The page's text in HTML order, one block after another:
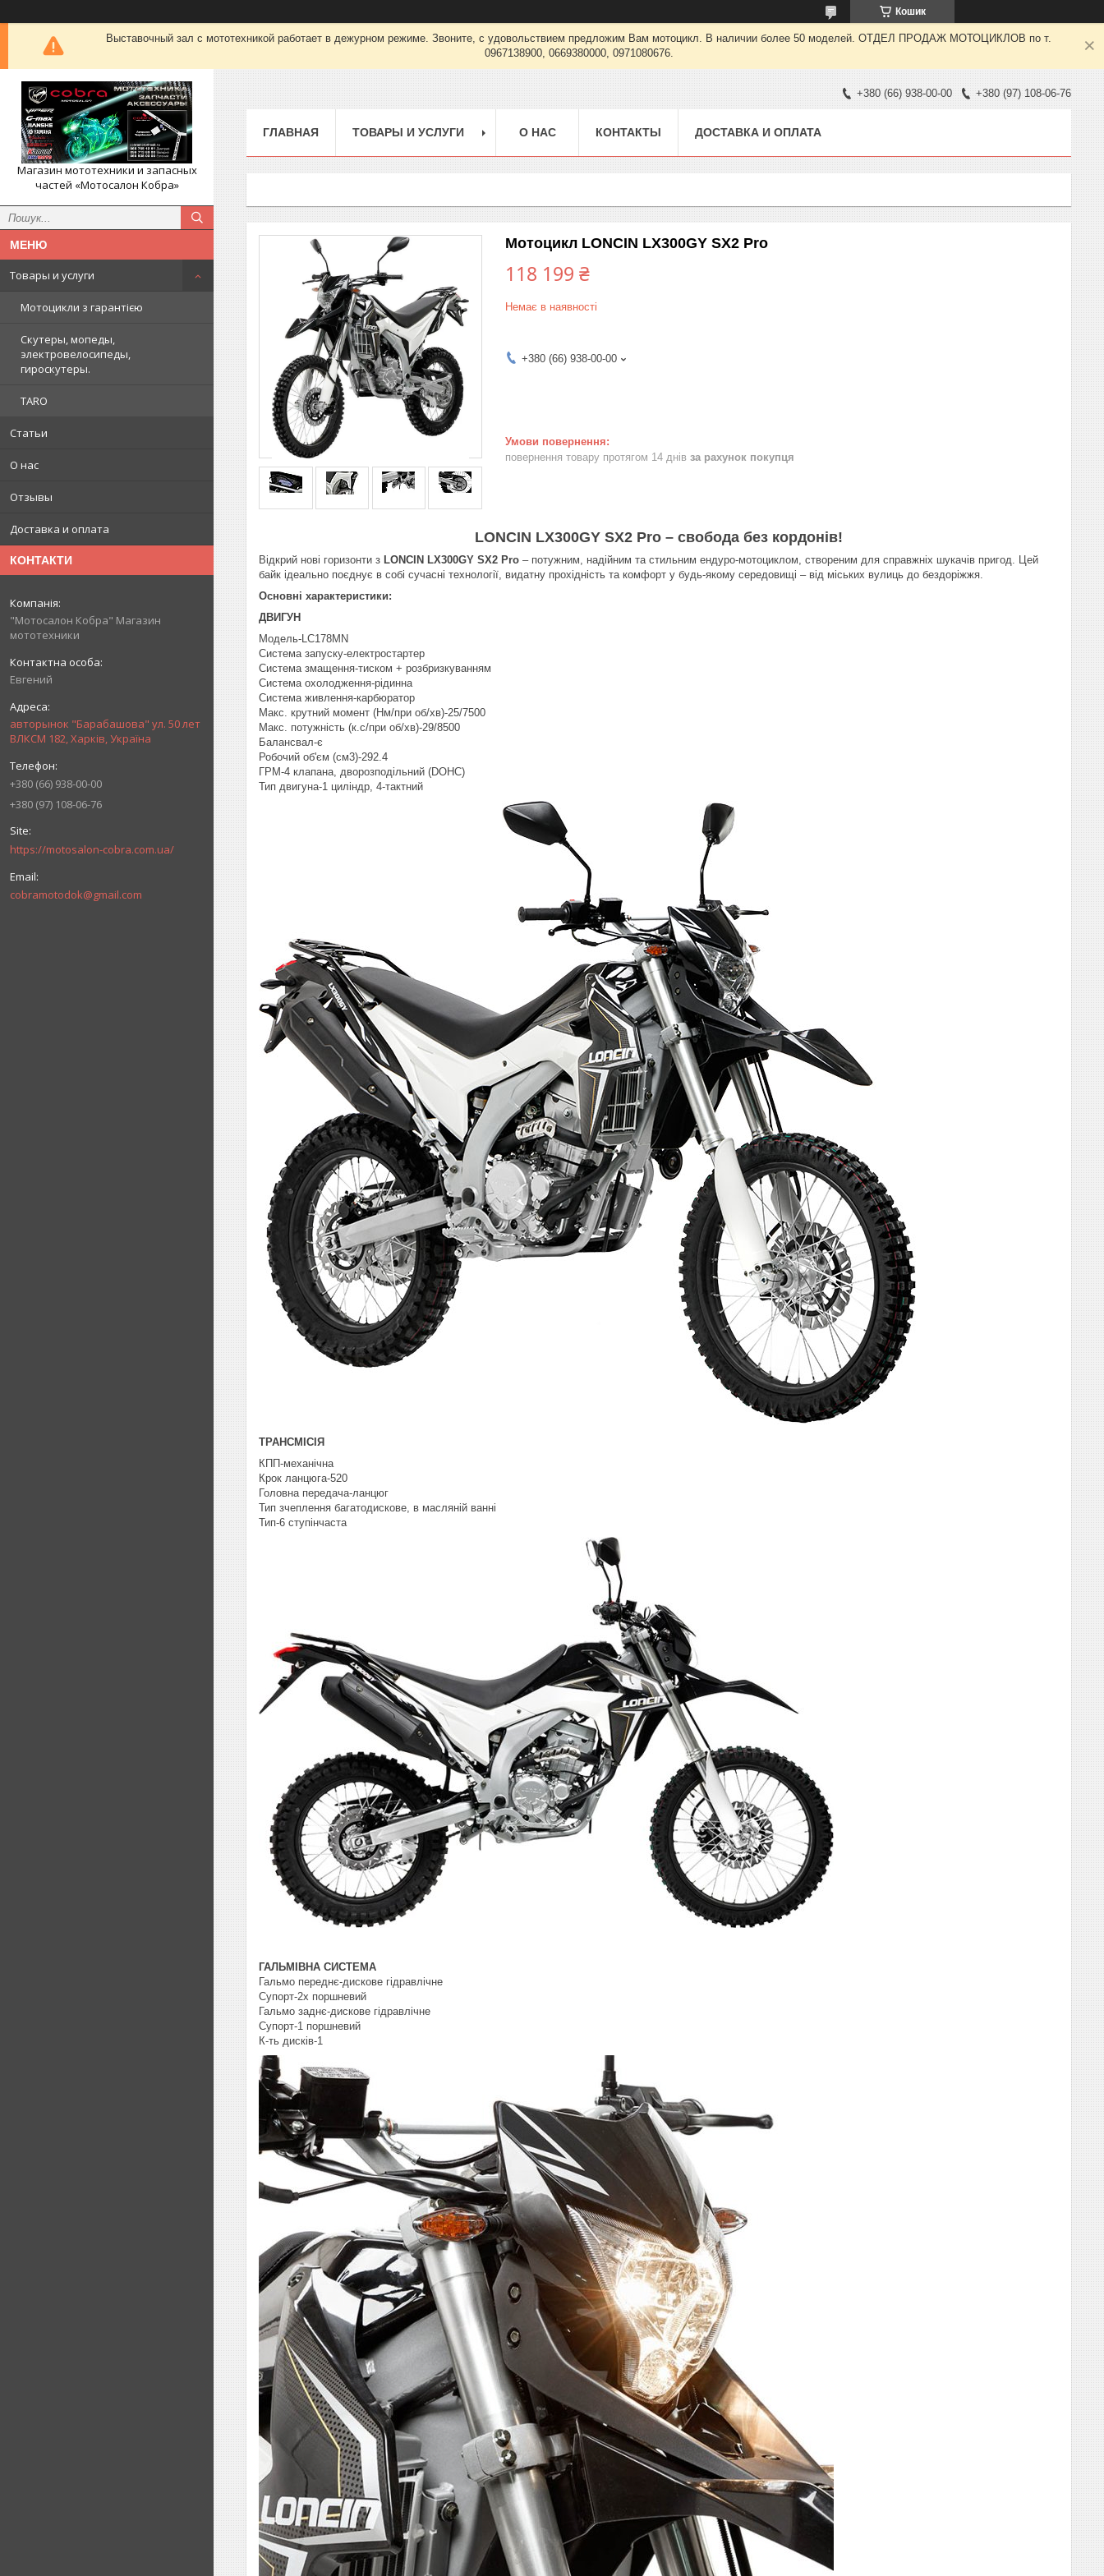
Кошик
Выставочный зал с мототехникой работает в дежурном режиме. Звоните, с удовольствием предложим Вам мотоцикл. В наличии более 50 моделей. ОТДЕЛ ПРОДАЖ МОТОЦИКЛОВ по т.
0967138900, 0669380000, 0971080676.
Магазин мототехники и запасных
частей «Мотосалон Кобра»
Товары и услуги
Мотоцикли з гарантією
Скутеры, мопеды,
электровелосипеды,
гироскутеры.
TARO
Статьи
О нас
Отзывы
Доставка и оплата
КОНТАКТИ
"Мотосалон Кобра" Магазин
мототехники
Евгений
авторынок "Барабашова" ул. 50 лет
ВЛКСМ 182, Харків, Україна
+380 (66) 938-00-00
+380 (97) 108-06-76
https://motosalon-cobra.com.ua/
cobramotodok@gmail.com
+380 (66) 938-00-00 +380 (97) 108-06-76
ГЛАВНАЯ ТОВАРЫ И УСЛУГИ О НАС КОНТАКТЫ ДОСТАВКА И ОПЛАТА
Мотоцикл LONCIN LX300GY SX2 Pro
118 199 ₴
Немає в наявності
+380 (66) 938-00-00
повернення товару протягом 14 днів за рахунок покупця
LONCIN LX300GY SX2 Pro – свобода без кордонів!
Відкрий нові горизонти з LONCIN LX300GY SX2 Pro – потужним, надійним та стильним ендуро-мотоциклом, створеним для справжніх шукачів пригод. Цей
байк ідеально поєднує в собі сучасні технології, видатну прохідність та комфорт у будь-якому середовищі – від міських вулиць до бездоріжжя.
Основні характеристики:
ДВИГУН
Модель-LC178MN
Система запуску-електростартер
Система змащення-тиском + розбризкуванням
Система охолодження-рідинна
Система живлення-карбюратор
Макс. крутний момент (Нм/при об/хв)-25/7500
Макс. потужність (к.с/при об/хв)-29/8500
Балансвал-є
Робочий об'єм (см3)-292.4
ГРМ-4 клапана, дворозподільний (DOHC)
Тип двигуна-1 циліндр, 4-тактний
ТРАНСМІСІЯ
КПП-механічна
Крок ланцюга-520
Головна передача-ланцюг
Тип зчеплення багатодискове, в масляній ванні
Тип-6 ступінчаста
ГАЛЬМІВНА СИСТЕМА
Гальмо переднє-дискове гідравлічне
Супорт-2х поршневий
Гальмо заднє-дискове гідравлічне
Супорт-1 поршневий
К-ть дисків-1